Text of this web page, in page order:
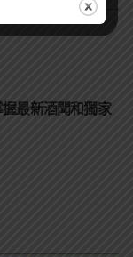
最新酒聞和獨家